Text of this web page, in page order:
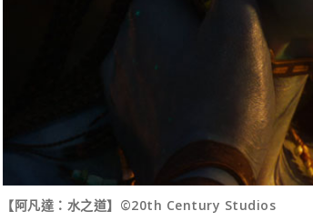
【阿凡達：水之道】©20th Century Studios